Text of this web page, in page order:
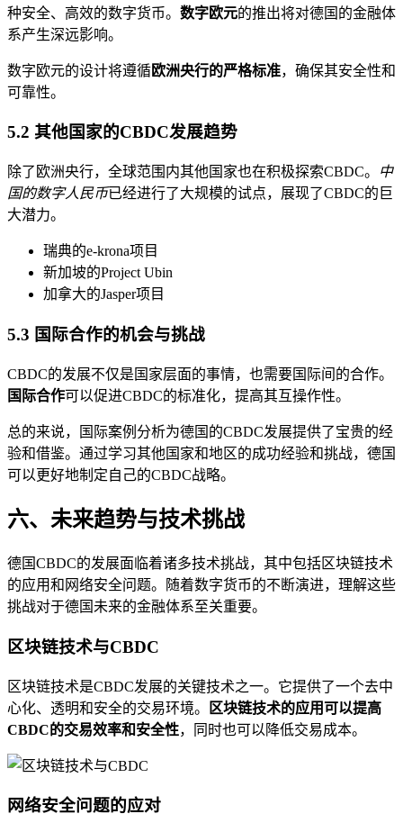
种安全、高效的数字货币。 数字欧元的推出将对德国的金融体
系产生深远影响。
数字欧元的设计将遵循欧洲央行的严格标准，确保其安全性和
可靠性。
5.2 其他国家的CBDC发展趋势
除了欧洲央行，全球范围内其他国家也在积极探索CBDC。
中
国的数字人民币已经进行了大规模的试点，展现了CBDC的巨
大潜力。
瑞典的e-krona项目
新加坡的Project Ubin
加拿大的Jasper项目
5.3 国际合作的机会与挑战
CBDC的发展不仅是国家层面的事情，也需要国际间的合作。
国际合作可以促进CBDC的标准化，提高其互操作性。
总的来说，国际案例分析为德国的CBDC发展提供了宝贵的经
验和借鉴。通过学习其他国家和地区的成功经验和挑战，德国
可以更好地制定自己的CBDC战略。
六、未来趋势与技术挑战
德国CBDC的发展面临着诸多技术挑战，其中包括区块链技术
的应用和网络安全问题。随着数字货币的不断演进，理解这些
挑战对于德国未来的金融体系至关重要。
区块链技术与CBDC
区块链技术是CBDC发展的关键技术之一。它提供了一个去中
心化、透明和安全的交易环境。
区块链技术的应用可以提高
CBDC的交易效率和安全性，同时也可以降低交易成本。
网络安全问题的应对